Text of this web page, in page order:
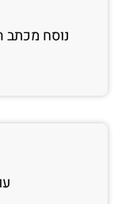
נוסח מכתב